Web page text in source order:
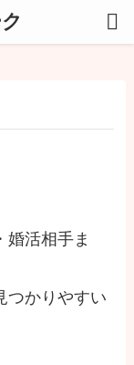
婚活相手ま
つかりやすい